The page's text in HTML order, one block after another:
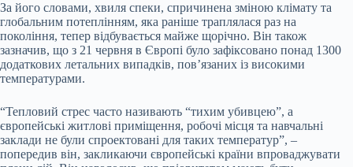
За його словами, хвиля спеки, спричинена зміною клімату та
глобальним потеплінням, яка раніше траплялася раз на
покоління, тепер відбувається майже щорічно. Він також
зазначив, що з 21 червня в Європі було зафіксовано понад 1300
додаткових летальних випадків, пов’язаних із високими
температурами.
“Тепловий стрес часто називають “тихим убивцею”, а
європейські житлові приміщення, робочі місця та навчальні
заклади не були спроектовані для таких температур”, –
попередив він, закликаючи європейські країни впроваджувати